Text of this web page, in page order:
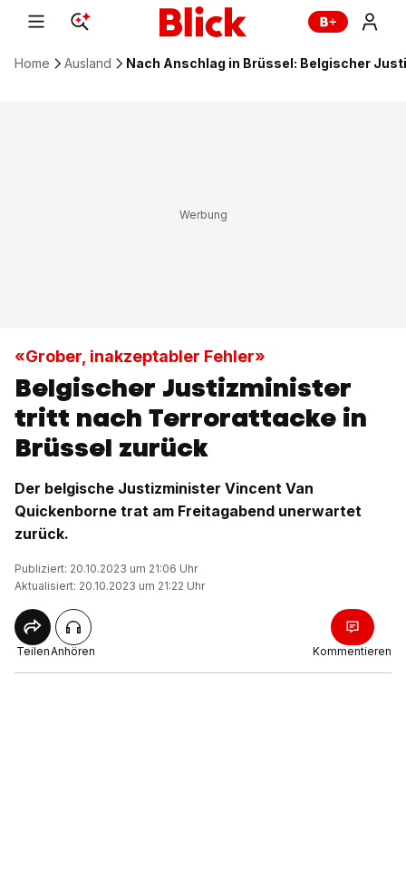
Home Ausland Nach Anschlag in Brüssel: Belgischer
«Grober, inakzeptabler Fehler»
Belgischer Justizminister
tritt nach Terrorattacke in
Brüssel zurück
Der belgische Justizminister Vincent Van
Quickenborne trat am Freitagabend unerwartet
zurück.
Publiziert: 20.10.2023 um 21:06 Uhr
Aktualisiert: 20.10.2023 um 21:22 Uhr
TeilenAnhören Kommentieren